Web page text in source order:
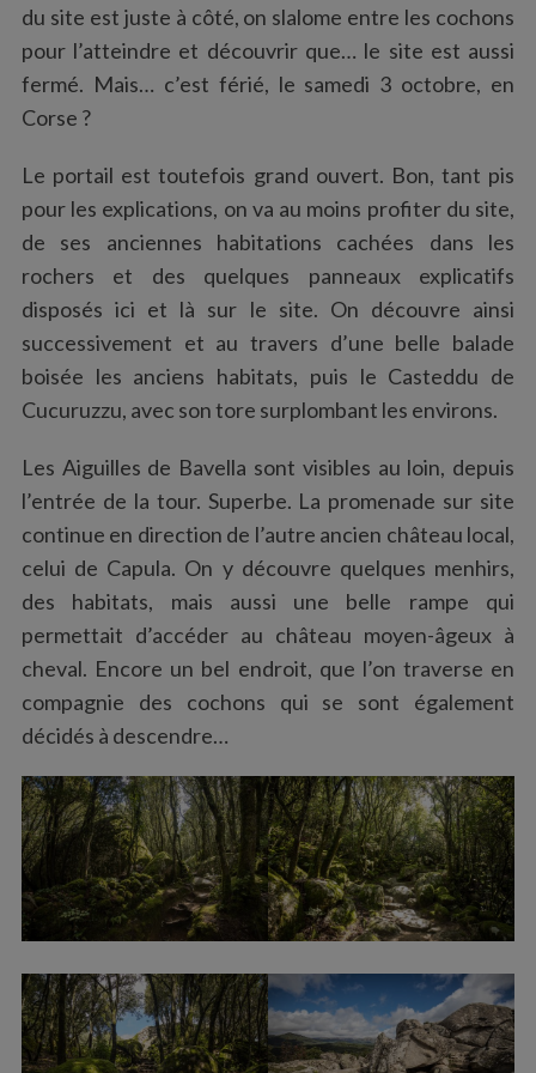
du site est juste à côté, on slalome entre les cochons
pour l’atteindre et découvrir que… le site est aussi
fermé. Mais… c’est férié, le samedi 3 octobre, en
Corse ?
Le portail est toutefois grand ouvert. Bon, tant pis
pour les explications, on va au moins profiter du site,
de ses anciennes habitations cachées dans les
rochers et des quelques panneaux explicatifs
disposés ici et là sur le site. On découvre ainsi
successivement et au travers d’une belle balade
boisée les anciens habitats, puis le Casteddu de
Cucuruzzu, avec son tore surplombant les environs.
Les Aiguilles de Bavella sont visibles au loin, depuis
l’entrée de la tour. Superbe. La promenade sur site
continue en direction de l’autre ancien château local,
celui de Capula. On y découvre quelques menhirs,
des habitats, mais aussi une belle rampe qui
permettait d’accéder au château moyen-âgeux à
cheval. Encore un bel endroit, que l’on traverse en
compagnie des cochons qui se sont également
décidés à descendre…